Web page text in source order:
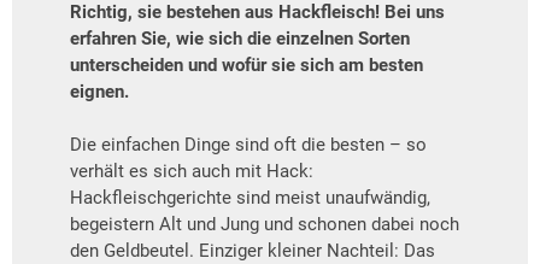
Richtig, sie bestehen aus Hackfleisch! Bei uns
erfahren Sie, wie sich die einzelnen Sorten
unterscheiden und wofür sie sich am besten
eignen.
Die einfachen Dinge sind oft die besten – so
verhält es sich auch mit Hack:
Hackfleischgerichte sind meist unaufwändig,
begeistern Alt und Jung und schonen dabei noch
den Geldbeutel. Einziger kleiner Nachteil: Das